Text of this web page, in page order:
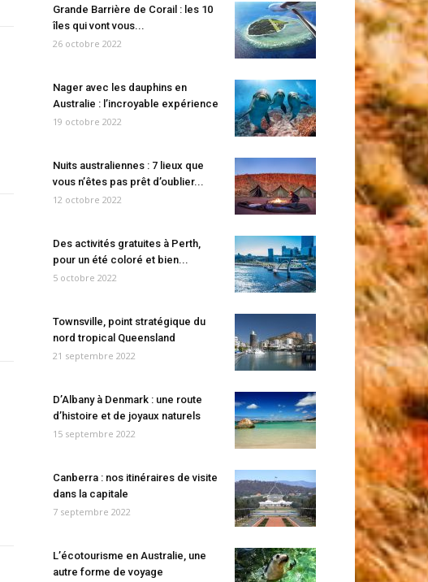
Grande Barrière de Corail : les 10
îles qui vont vous...
26 octobre 2022
Nager avec les dauphins en
Australie : l’incroyable expérience
19 octobre 2022
Nuits australiennes : 7 lieux que
vous n’êtes pas prêt d’oublier...
12 octobre 2022
Des activités gratuites à Perth,
pour un été coloré et bien...
5 octobre 2022
Townsville, point stratégique du
nord tropical Queensland
21 septembre 2022
D’Albany à Denmark : une route
d’histoire et de joyaux naturels
15 septembre 2022
Canberra : nos itinéraires de visite
dans la capitale
7 septembre 2022
L’écotourisme en Australie, une
autre forme de voyage